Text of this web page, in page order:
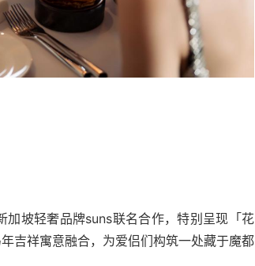
坡轻奢品牌suns联名合作，特别呈现「花
吉祥寓意融合，为爱侣们构筑一处藏于魔都